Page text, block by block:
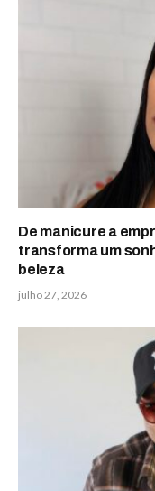
De manicure a
transforma um
beleza
julho 27, 2026